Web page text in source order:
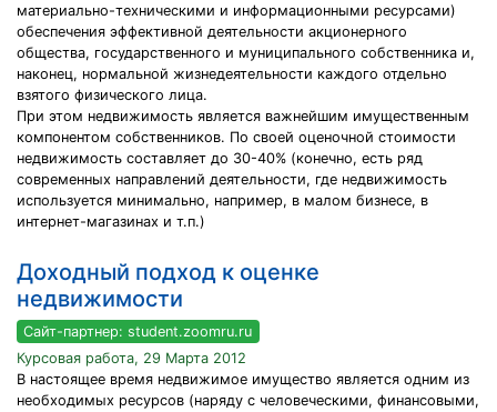
материально-техническими и информационными ресурсами)
обеспечения эффективной деятельности акционерного
общества, государственного и муниципального собственника и,
наконец, нормальной жизнедеятельности каждого отдельно
взятого физического лица.
При этом недвижимость является важнейшим имущественным
компонентом собственников. По своей оценочной стоимости
недвижимость составляет до 30-40% (конечно, есть ряд
современных направлений деятельности, где недвижимость
используется минимально, например, в малом бизнесе, в
интернет-магазинах и т.п.)
Доходный подход к оценке
недвижимости
Сайт-партнер: student.zoomru.ru
Курсовая работа, 29 Марта 2012
В настоящее время недвижимое имущество является одним из
необходимых ресурсов (наряду с человеческими, финансовыми,